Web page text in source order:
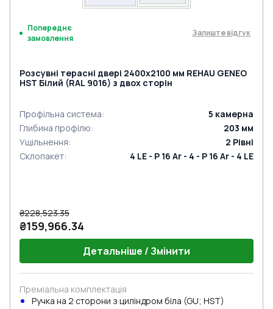
Попереднє
замовлення
Залиште відгук
Розсувні терасні двері 2400x2100 мм REHAU GENEO
HST Білий (RAL 9016) з двох сторін
Профільна система: 5 камерна
Глибина профілю: 203 мм
Ущільнення: 2 Рівні
Склопакет: 4 LE - P 16 Ar - 4 - P 16 Ar - 4 LE
₴228,523.35
₴159,966.34
Детальніше / Змінити
Преміальна комплектація
Ручка на 2 сторони з циліндром біла (GU; HST)